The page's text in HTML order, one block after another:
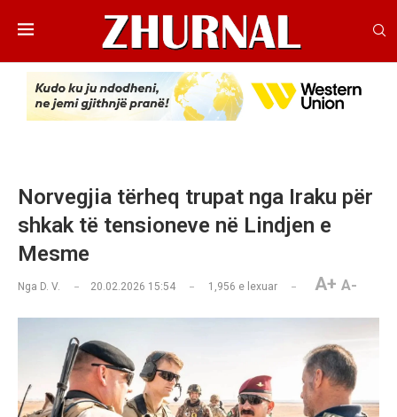
Norvegjia tërheq trupat nga Iraku për
shkak të tensioneve në Lindjen e
Mesme
Nga D. V. 20.02.2026 15:54 1,956 e lexuar A+ A-